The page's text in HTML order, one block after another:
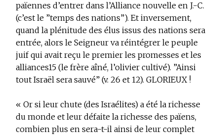
païennes d’entrer dans l’Alliance nouvelle en J.-C.
(c’est le ”temps des nations”). Et inversement,
quand la plénitude des élus issus des nations sera
entrée, alors le Seigneur va réintégrer le peuple
juif qui avait reçu le premier les promesses et les
alliances15 (le frère aîné, l’olivier cultivé). ”Ainsi
tout Israël sera sauvé” (v. 26 et 12). GLORIEUX !
« Or si leur chute (des Israélites) a été la richesse
du monde et leur défaite la richesse des païens,
combien plus en sera-t-il ainsi de leur complet